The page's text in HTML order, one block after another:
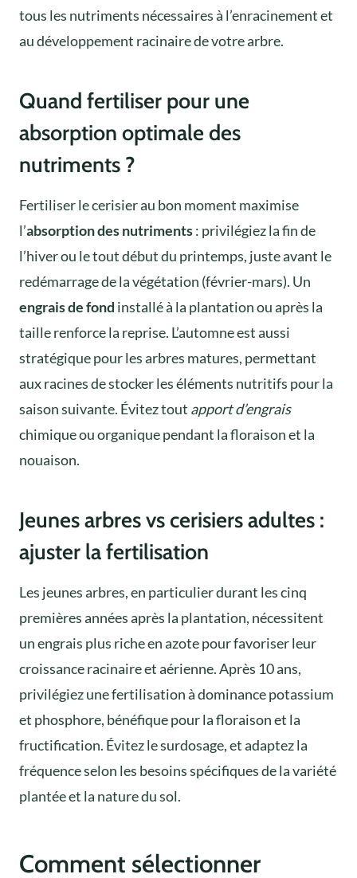
tous les nutriments nécessaires à l’enracinement et
au développement racinaire de votre arbre.
Quand fertiliser pour une
absorption optimale des
nutriments ?
Fertiliser le cerisier au bon moment maximise
l’absorption des nutriments: privilégiez la fin de
l’hiver ou le tout début du printemps, juste avant le
redémarrage de la végétation (février-mars). Un
engrais de fond installé à la plantation ou après la
taille renforce la reprise. L’automne est aussi
stratégique pour les arbres matures, permettant
aux racines de stocker les éléments nutritifs pour la
saison suivante. Évitez tout apport d’engrais
chimique ou organique pendant la floraison et la
nouaison.
Jeunes arbres vs cerisiers adultes :
ajuster la fertilisation
Les jeunes arbres, en particulier durant les cinq
premières années après la plantation, nécessitent
un engrais plus riche en azote pour favoriser leur
croissance racinaire et aérienne. Après 10 ans,
privilégiez une fertilisation à dominance potassium
et phosphore, bénéfique pour la floraison et la
fructification. Évitez le surdosage, et adaptez la
fréquence selon les besoins spécifiques de la variété
plantée et la nature du sol.
Comment sélectionner